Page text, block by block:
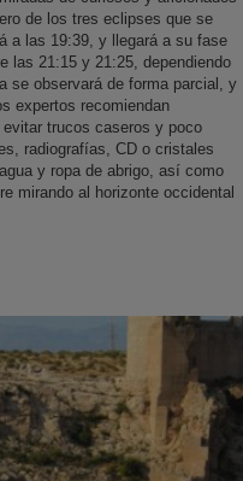
de los tres eclipses que se
a las 19:39, y llegará a su fase
las 21:15 y 21:25, dependiendo
se observará de forma parcial, y
expertos recomiendan
trucos caseros y poco
radiografías, CD o cristales
y ropa de abrigo, así como
mirando al horizonte occidental